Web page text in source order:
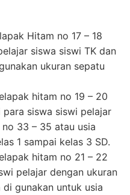
Hitam no 17 – 18
siswa siswi TK dan
ukuran sepatu
hitam no 19 – 20
siswa siswi pelajar
33 – 35 atau usia
1 sampai kelas 3 SD.
hitam no 21 – 22
pelajar dengan ukuran
gunakan untuk usia